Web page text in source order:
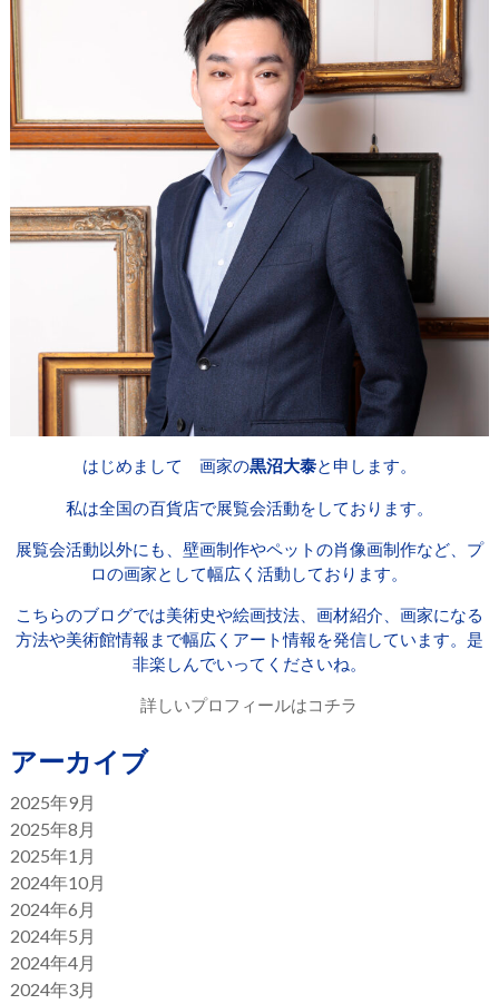
はじめまして 画家の黒沼大泰と申します。
私は全国の百貨店で展覧会活動をしております。
展覧会活動以外にも、壁画制作やペットの肖像画制作など、プ
ロの画家として幅広く活動しております。
こちらのブログでは美術史や絵画技法、画材紹介、画家になる
方法や美術館情報まで幅広くアート情報を発信しています。是
非楽しんでいってくださいね。
詳しいプロフィールはコチラ
アーカイブ
2025年9月
2025年8月
2025年1月
2024年10月
2024年6月
2024年5月
2024年4月
2024年3月